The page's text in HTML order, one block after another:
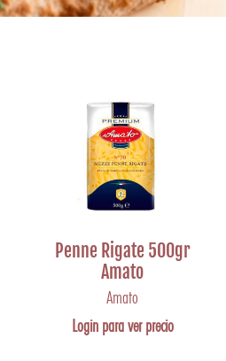
Penne Rigate 500gr
Amato
Amato
Login para ver precio